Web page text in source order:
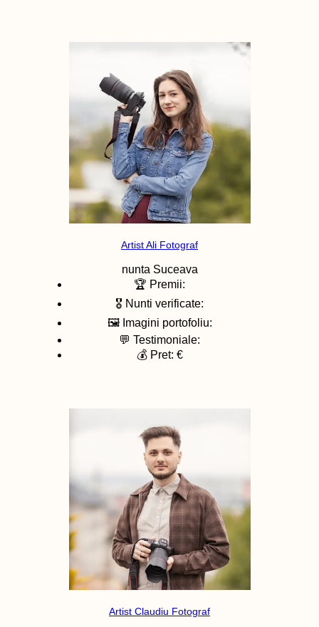
Artist Ali Fotograf
nunta Suceava
🏆 Premii:
🎖️ Nunti verificate:
🖼️ Imagini portofoliu:
💬 Testimoniale:
💰 Pret: €
Artist Claudiu Fotograf